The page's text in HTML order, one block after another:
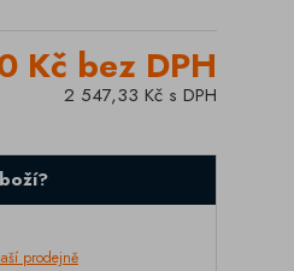
Kč bez DPH
2 547,33 Kč s DPH
prodejně